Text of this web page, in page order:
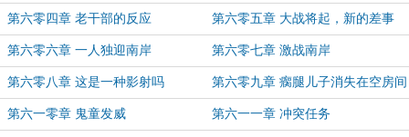
第六零四章 老干部的反应 第六零五章 大战将起，新的差事
第六零六章 一人独迎南岸 第六零七章 激战南岸
第六零八章 这是一种影射吗 第六零九章 瘸腿儿子消失在空房间
第六一零章 鬼童发威 第六一一章 冲突任务